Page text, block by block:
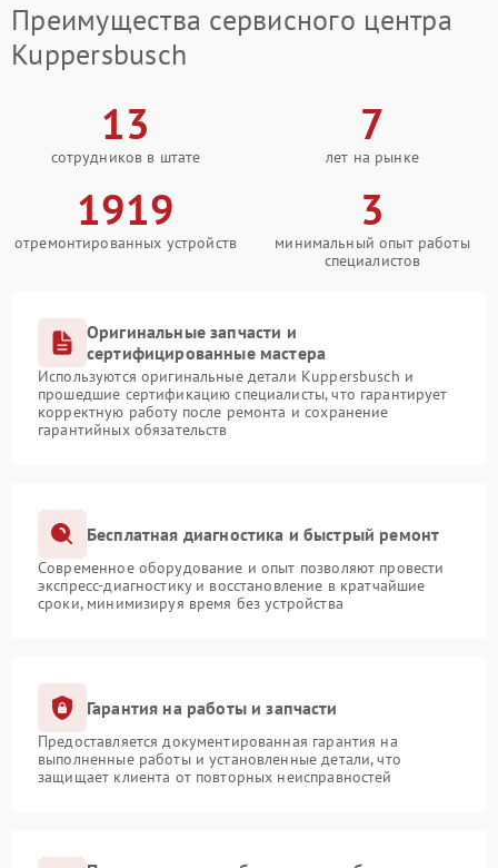
Преимущества сервисного центра
Kuppersbusch
13
сотрудников в штате
7
лет на рынке
1919
отремонтированных устройств
3
минимальный опыт работы
специалистов
Оригинальные запчасти и
сертифицированные мастера
Используются оригинальные детали Kuppersbusch и
прошедшие сертификацию специалисты, что гарантирует
корректную работу после ремонта и сохранение
гарантийных обязательств
Бесплатная диагностика и быстрый ремонт
Современное оборудование и опыт позволяют провести
экспресс-диагностику и восстановление в кратчайшие
сроки, минимизируя время без устройства
Гарантия на работы и запчасти
Предоставляется документированная гарантия на
выполненные работы и установленные детали, что
защищает клиента от повторных неисправностей